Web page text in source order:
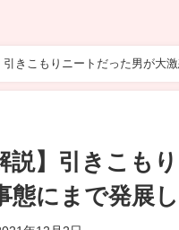
引きこもりニートだった男が大
説】引きこも
態にまで発展